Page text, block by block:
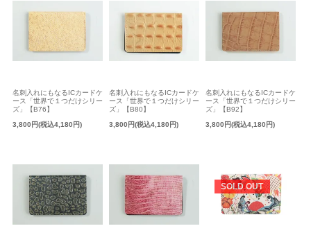
名刺入れにもなるICカードケ
ース「世界で１つだけシリー
ズ」【B76】
3,800円(税込4,180円)
名刺入れにもなるICカードケ
ース「世界で１つだけシリー
ズ」【B80】
3,800円(税込4,180円)
名刺入れにもなるICカードケ
ース「世界で１つだけシリー
ズ」【B92】
3,800円(税込4,180円)
SOLD OUT